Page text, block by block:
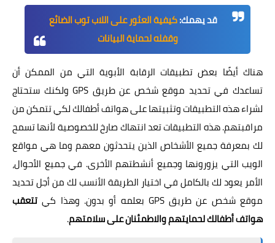
قد يهمك:كيفية العثور على اللاب توب الضائع
وقفله لحماية البيانات
هناك أيضًا بعض تطبيقات الرقابة الأبوية التي من الممكن أن
تساعدك في تحديد موقع شخص عن طريق GPS ولكنك ستحتاج
لشراء هذه التطبيقات وتثبيتها على هواتف أطفالك لكي تتمكن من
مراقبتهم. هذه التطبيقات تعد انتهاك صارخ للخصوصية لأنها تسمح
لك بمعرفة جميع الأشخاص الذين يتحدثون معهم وما هي مواقع
الويب التي يزورونها وجميع أنشطتهم الأخرى. في جميع الأحوال،
الأمر يعود لك بالكامل في اختيار الطريقة الأنسب لك من أجل تحديد
موقع شخص عن طريق GPS بعلمه أو بدون. وهذا كي
تتعقب
هواتف أطفالك لحمايتهم والاطمئنان على سلامتهم.